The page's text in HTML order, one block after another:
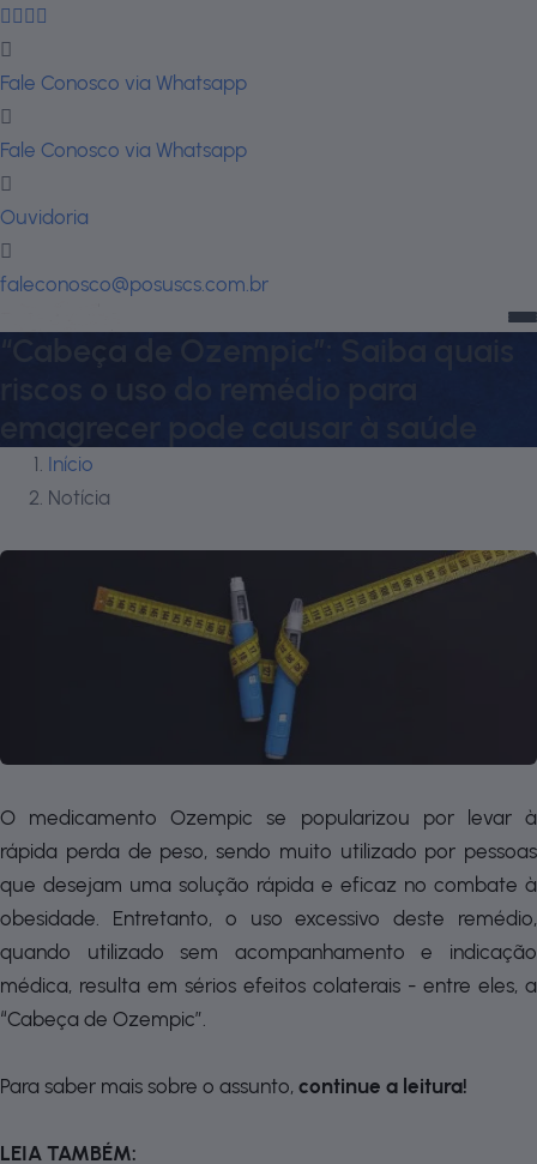
Fale Conosco via Whatsapp
Fale Conosco via Whatsapp
Ouvidoria
faleconosco@posuscs.com.br
Início
Notícia
O medicamento Ozempic se popularizou por levar à
rápida perda de peso, sendo muito utilizado por pessoas
que desejam uma solução rápida e eficaz no combate à
obesidade. Entretanto, o uso excessivo deste remédio,
quando utilizado sem acompanhamento e indicação
médica, resulta em sérios efeitos colaterais - entre eles, a
“Cabeça de Ozempic”.
Para saber mais sobre o assunto, continue a leitura!
LEIA TAMBÉM: